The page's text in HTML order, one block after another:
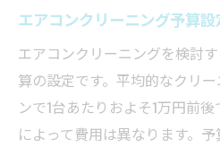
握法
安心できるエアコン
徴
エアコンクリーニン
基準
エアコンクリーニング予算
エアコンクリーニングを検討
算の設定です。平均的なクリ
ンで1台あたりおよそ1万円前
によって費用は異なります。